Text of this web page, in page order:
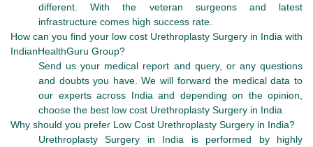
different. With the veteran surgeons and latest
infrastructure comes high success rate.
How can you find your low cost Urethroplasty Surgery in India with
IndianHealthGuru Group?
Send us your medical report and query, or any questions
and doubts you have. We will forward the medical data to
our experts across India and depending on the opinion,
choose the best low cost Urethroplasty Surgery in India.
Why should you prefer Low Cost Urethroplasty Surgery in India?
Urethroplasty Surgery in India is performed by highly